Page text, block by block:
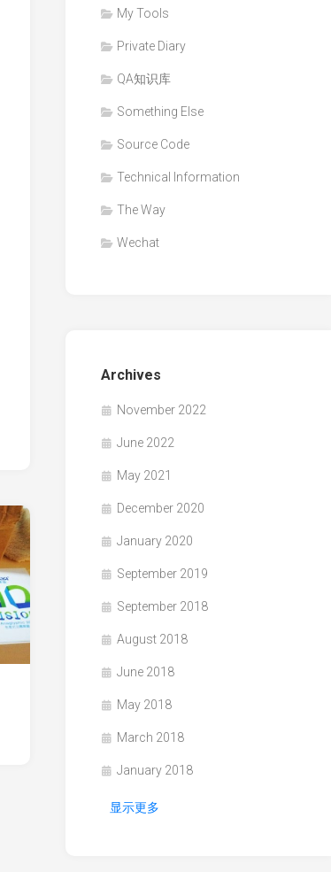
My Tools
Private Diary
QA知识库
Something Else
Source Code
Technical Information
The Way
Wechat
Archives
November 2022
June 2022
May 2021
December 2020
January 2020
September 2019
September 2018
August 2018
June 2018
May 2018
March 2018
January 2018
显示更多